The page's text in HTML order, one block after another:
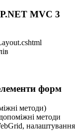
MVC 3
форм
методи)
методи
налаштування